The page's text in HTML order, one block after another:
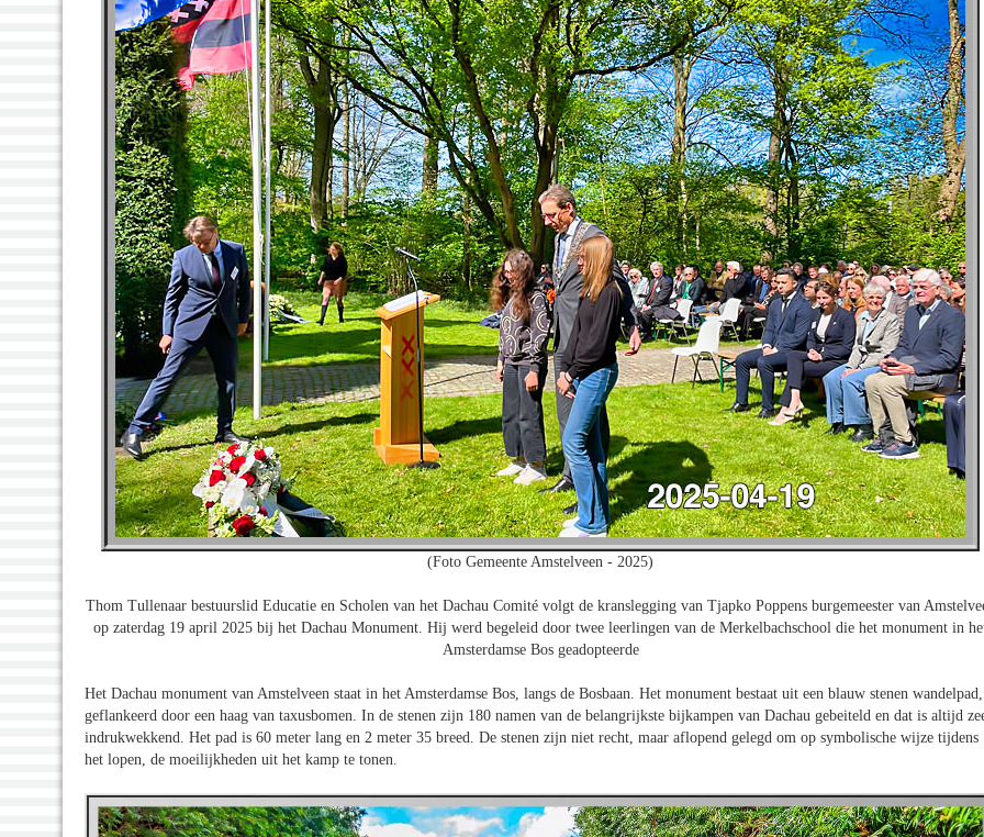
(Foto Gemeente Amstelveen - 2025)
Thom Tullenaar bestuurslid Educatie en Scholen van het Dachau Comité volgt de kranslegging van Tjapko Poppens burgemeester van
op zaterdag 19 april 2025 bij het Dachau Monument. Hij werd begeleid door twee leerlingen van de Merkelbachschool die het monument in
Amsterdamse Bos geadopteerde
Het Dachau monument van Amstelveen staat in het Amsterdamse Bos, langs de Bosbaan. Het monument bestaat uit een blauw stenen wandelpad,
geflankeerd door een haag van taxusbomen. In de stenen zijn 180 namen van de belangrijkste bijkampen van Dachau gebeiteld en dat is altijd
indrukwekkend. Het pad is 60 meter lang en 2 meter 35 breed. De stenen zijn niet recht, maar aflopend gelegd om op symbolische wijze tijdens
het lopen, de moeilijkheden uit het kamp te tonen.